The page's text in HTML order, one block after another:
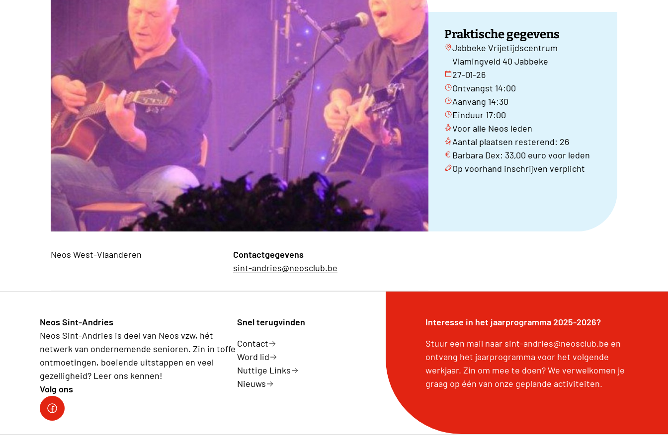
Praktische gegevens
Jabbeke Vrijetijdscentrum
Vlamingveld 40 Jabbeke
27-01-26
Ontvangst 14:00
Aanvang 14:30
Einduur 17:00
Voor alle Neos leden
Aantal plaatsen resterend: 26
Barbara Dex: 33,00 euro voor leden
Op voorhand inschrijven verplicht
Neos West-Vlaanderen
Contactgegevens
sint-andries@neosclub.be
Neos Sint-Andries
Neos Sint-Andries is deel van Neos vzw, hét
netwerk van ondernemende senioren. Zin in toffe
ontmoetingen, boeiende uitstappen en veel
gezelligheid? Leer ons kennen!
Volg ons
Volg ons op facebook
Snel terugvinden
Contact
Word lid
Nuttige Links
Nieuws
Interesse in het jaarprogramma 2025-2026?
Stuur een mail naar sint-andries@neosclub.be en
ontvang het jaarprogramma voor het volgende
werkjaar. Zin om mee te doen? We verwelkomen je
graag op één van onze geplande activiteiten.